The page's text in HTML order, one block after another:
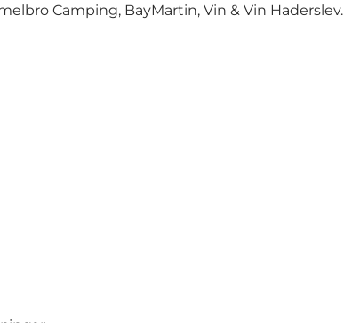
Camping, BayMartin, Vin & Vin Haderslev.